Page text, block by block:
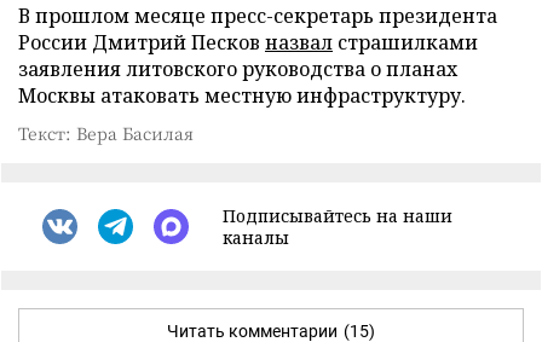
В прошлом месяце пресс-секретарь президента
России Дмитрий Песков назвал страшилками
заявления литовского руководства о планах
Москвы атаковать местную инфраструктуру.
Текст: Вера Басилая
Подписывайтесь на наши
каналы
Читать комментарии (15)